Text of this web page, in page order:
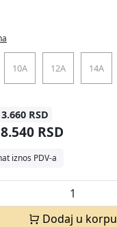
10A 12A 14A
RSD
8.540 RSD
iznos PDV-a
Dodaj u korpu